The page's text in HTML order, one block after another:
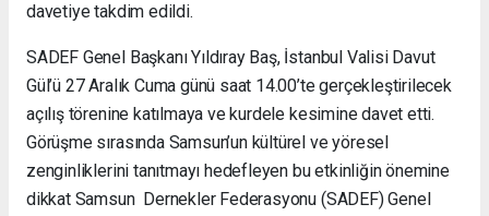
davetiye takdim edildi.
SADEF Genel Başkanı Yıldıray Baş, İstanbul Valisi Davut
Gül’ü 27 Aralık Cuma günü saat 14.00’te gerçekleştirilecek
açılış törenine katılmaya ve kurdele kesimine davet etti.
Görüşme sırasında Samsun’un kültürel ve yöresel
zenginliklerini tanıtmayı hedefleyen bu etkinliğin önemine
dikkat Samsun Dernekler Federasyonu (SADEF) Genel